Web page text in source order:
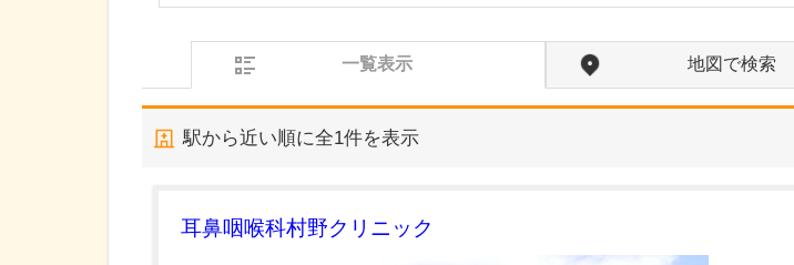
一覧表示 地図で検索
駅から近い順に全1件を表示
耳鼻咽喉科村野クリニック
先生の治療を受けたこと
で認識が変わりました。
子どもにとって歯科医院
は敬…